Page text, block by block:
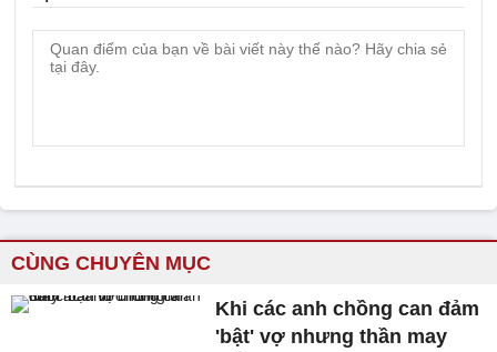
CÙNG CHUYÊN MỤC
Khi các anh chồng can đảm
'bật' vợ nhưng thần may